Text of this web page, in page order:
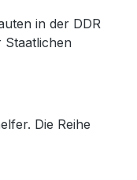
in der DDR
Staatlichen
Die Reihe